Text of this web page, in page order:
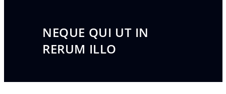
NEQUE QUI UT IN
RERUM ILLO